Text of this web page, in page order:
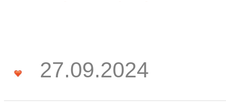
27.09.2024